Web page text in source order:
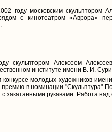
году московским
с кинотеатром «Аврора»
скульптором Алексеем
институте имени В. И.
молодых художников
премию в номинации "Скульптура"
закатанными рукавами. Работа над